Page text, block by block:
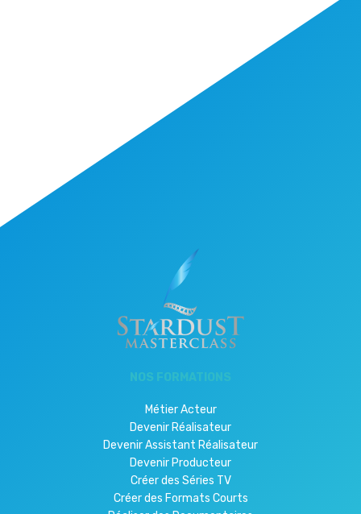
Métier Acteur
Devenir Réalisateur
Devenir Assistant Réalisateur
Devenir Producteur
Créer des Séries TV
Créer des Formats Courts